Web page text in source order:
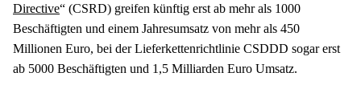
Directive“ (CSRD) greifen künftig erst ab mehr als 1000
Beschäftigten und einem Jahresumsatz von mehr als 450
Millionen Euro, bei der Lieferkettenrichtlinie CSDDD sogar erst
ab 5000 Beschäftigten und 1,5 Milliarden Euro Umsatz.